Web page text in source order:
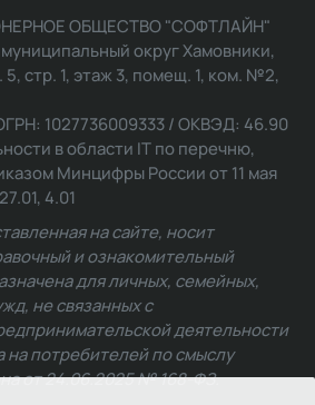
ОБЩЕСТВО "СОФТЛАЙН"
округ Хамовники,
5, стр. 1, этаж 3, помещ. 1, ком. №2,
1027736009333 / ОКВЭД: 46.90
в области IT по перечню,
Минцифры России от 11 мая
4.01
на сайте, носит
и ознакомительный
для личных, семейных,
не связанных с
деятельности
на потребителей по смыслу
от 24.06.2025 № 168-ФЗ.